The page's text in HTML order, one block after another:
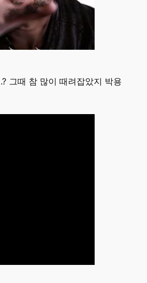
그때 참 많이 때려잡았지 박용